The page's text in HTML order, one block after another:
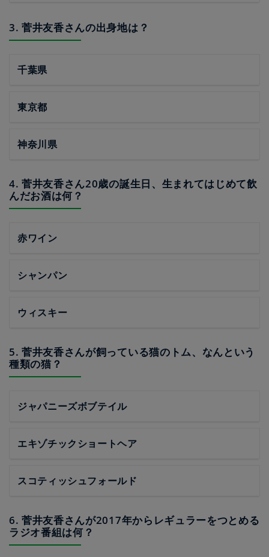
3. 菅井友香さんの出身地は？
千葉県
東京都
神奈川県
4. 菅井友香さん20歳の誕生日、生まれてはじめて飲
んだお酒は何？
赤ワイン
シャンパン
ウィスキー
5. 菅井友香さんが飼っている猫のトム、なんという
種類の猫？
ジャパニーズボブテイル
エキゾチックショートヘア
スコティッシュフォールド
6. 菅井友香さんが2017年からレギュラーをつとめる
ラジオ番組は何？